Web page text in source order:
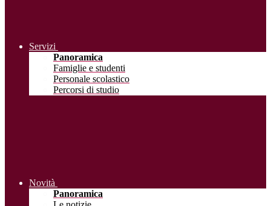
Servizi
Panoramica
Famiglie e studenti
Personale scolastico
Percorsi di studio
Novità
Panoramica